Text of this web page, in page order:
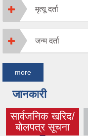
मृत्यू दर्ता
जन्म दर्ता
more
जानकारी
सार्वजनिक खरिद/
बोलपत्र सूचना
(active tab)